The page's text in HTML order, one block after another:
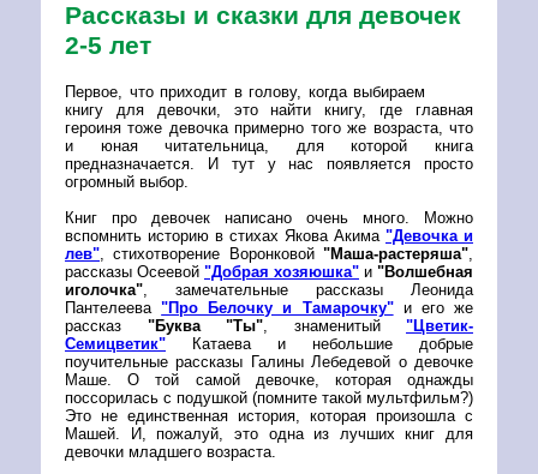
Рассказы и сказки для девочек
2-5 лет
Первое, что приходит в голову, когда выбираем
книгу для девочки, это найти книгу, где главная
героиня тоже девочка примерно того же возраста, что
и юная читательница, для которой книга
предназначается. И тут у нас появляется просто
огромный выбор.
Книг про девочек написано очень много. Можно
вспомнить историю в стихах Якова Акима "Девочка и
лев", стихотворение Воронковой "Маша-растеряша",
рассказы Осеевой "Добрая хозяюшка" и "Волшебная
иголочка", замечательные рассказы Леонида
Пантелеева"Про Белочку и Тамарочку"и его же
рассказ "Буква "Ты", знаменитый "Цветик-
Семицветик" Катаева и небольшие добрые
поучительные рассказы Галины Лебедевой о девочке
Маше. О той самой девочке, которая однажды
поссорилась с подушкой (помните такой мультфильм?)
Это не единственная история, которая произошла с
Машей. И, пожалуй, это одна из лучших книг для
девочки младшего возраста.